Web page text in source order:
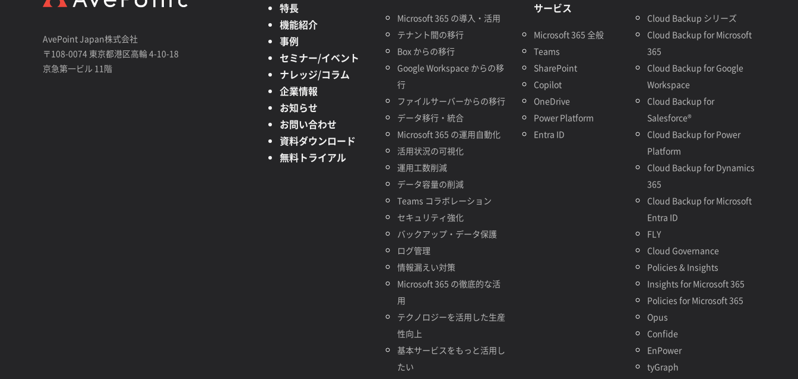
AvePoint Japan株式会社
〒108-0074 東京都港区高輪 4-10-18
京急第一ビル 11階
特長
機能紹介
事例
セミナー/イベント
ナレッジ/コラム
企業情報
お知らせ
お問い合わせ
資料ダウンロード
無料トライアル
Microsoft 365 の導入・活用
テナント間の移行
Box からの移行
Google Workspace からの移
行
ファイルサーバーからの移行
データ移行・統合
Microsoft 365 の運用自動化
活用状況の可視化
運用工数削減
データ容量の削減
Teams コラボレーション
セキュリティ強化
バックアップ・データ保護
ログ管理
情報漏えい対策
Microsoft 365 の徹底的な活
用
テクノロジーを活用した生産
性向上
基本サービスをもっと活用し
たい
サービス
Microsoft 365 全般
Teams
SharePoint
Copilot
OneDrive
Power Platform
Entra ID
Cloud Backup シリーズ
Cloud Backup for Microsoft
365
Cloud Backup for Google
Workspace
Cloud Backup for
Salesforce®
Cloud Backup for Power
Platform
Cloud Backup for Dynamics
365
Cloud Backup for Microsoft
Entra ID
FLY
Cloud Governance
Policies & Insights
Insights for Microsoft 365
Policies for Microsoft 365
Opus
Confide
EnPower
tyGraph